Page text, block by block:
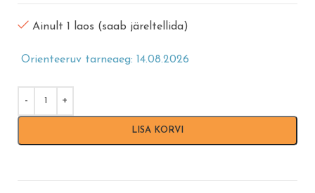
Ainult 1 laos (saab järeltellida)
Orienteeruv tarneaeg: 14.08.2026
LISA KORVI